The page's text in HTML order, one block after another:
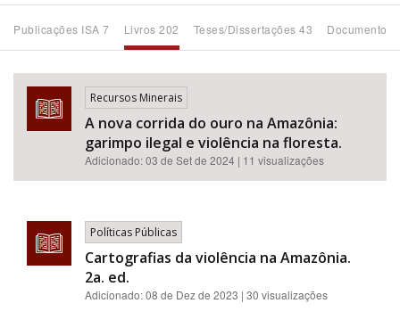
Tema
Subtema
Área de Levantamento
Área Protegida
Publicações ISA 7 Livros 202 Teses/Dissertações 43 Documentos
Recursos Minerais
A nova corrida do ouro na Amazônia:
garimpo ilegal e violência na floresta.
Adicionado:03 de Set de 2024 | 11 visualizações
Políticas Públicas
Cartografias da violência na Amazônia.
2a. ed.
Adicionado:08 de Dez de 2023 | 30 visualizações